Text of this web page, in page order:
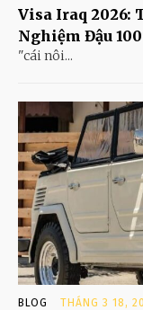
Visa Iraq 2026:
Nghiệm Đậu
"cái nôi...
BLOG THÁNG 3 18,